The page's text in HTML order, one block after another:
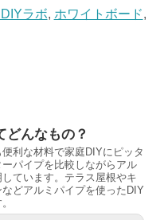
ラボ, ホワイトボード,
どんなもの？
利な材料で家庭DIYにピッタ
パイプを比較しながらアル
ています。テラス屋根やキ
どアルミパイプを使ったDIY